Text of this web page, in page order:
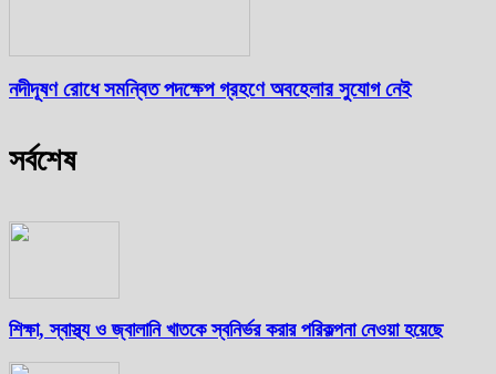
নদীদূষণ রোধে সমন্বিত পদক্ষেপ গ্রহণে অবহেলার সুযোগ নেই
সর্বশেষ
শিক্ষা, স্বাস্থ্য ও জ্বালানি খাতকে স্বনির্ভর করার পরিকল্পনা নেওয়া হয়েছে